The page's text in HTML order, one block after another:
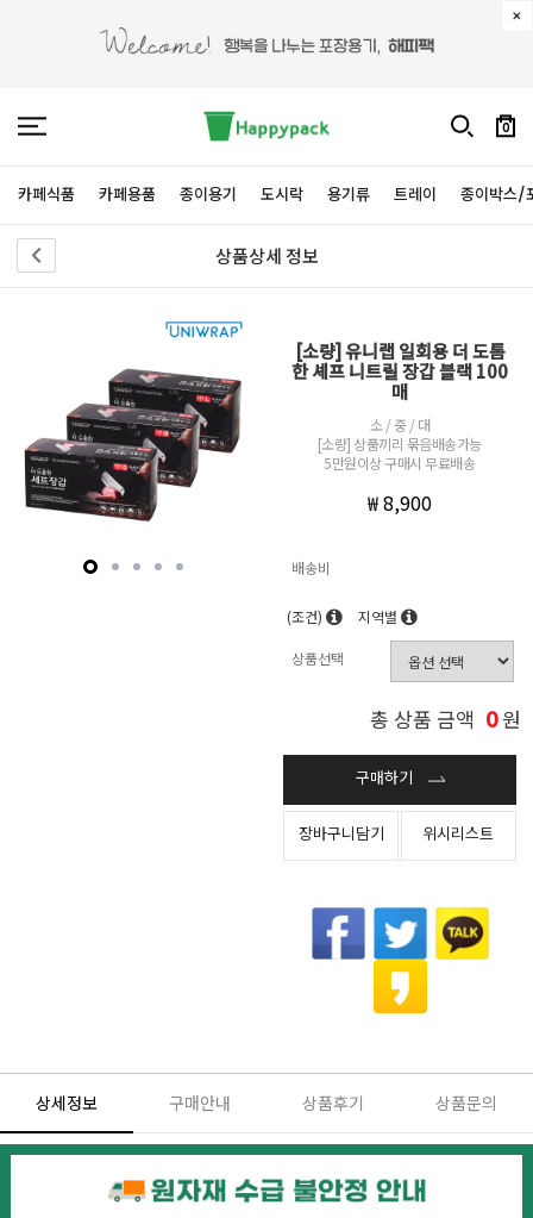
0
카페식품 카페용품 종이용기 도시락 용기류 트레이 종이박스/
상품상세 정보
[소량] 유니랩 일회용 더 도톰
한 셰프 니트릴 장갑 블랙 100
매
소 / 중 / 대
[소량] 상품끼리 묶음배송가능
5만원이상 구매시 무료배송
₩ 8,900
배송비
(조건) 지역별
상품선택
총 상품 금액 0원
구매하기
장바구니담기 위시리스트
상세정보 구매안내 상품후기 상품문의